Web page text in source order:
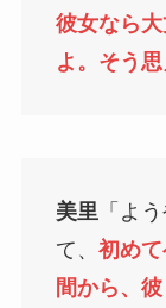
彼女なら
よ。そう思
美里「よ
て、 初め
間から、